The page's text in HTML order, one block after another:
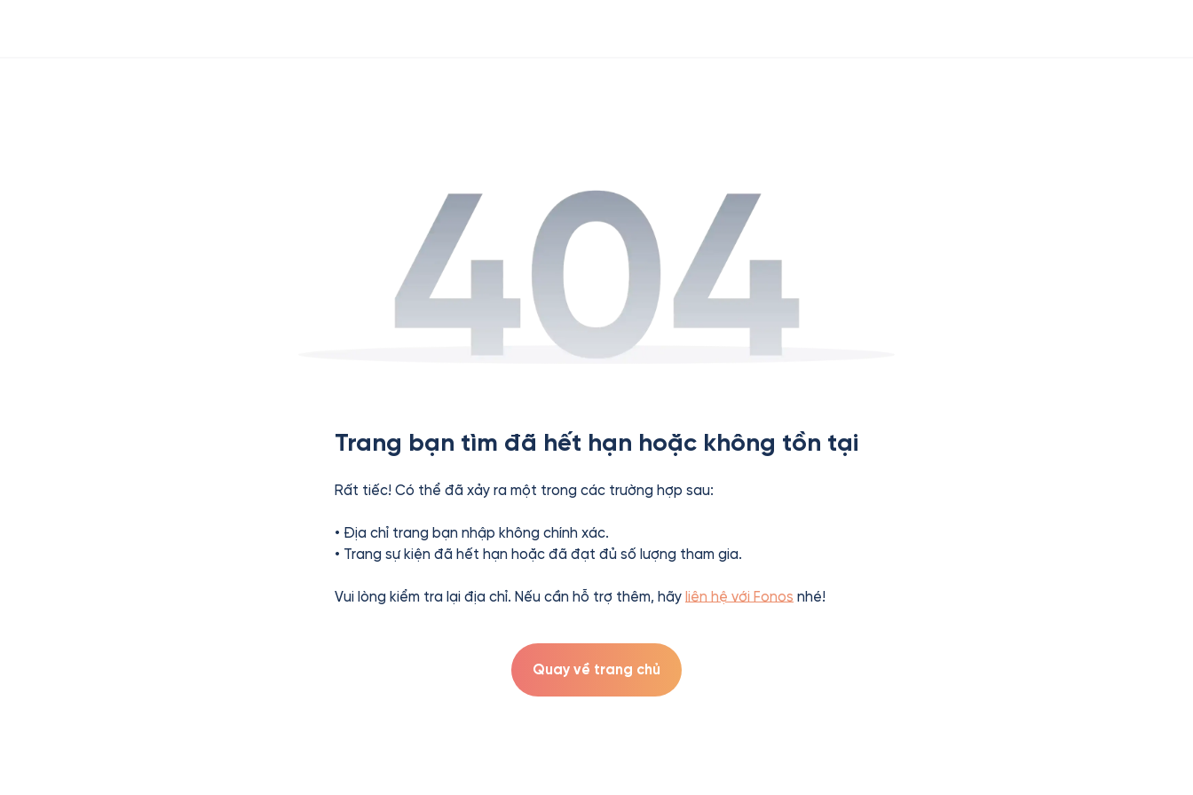
Trang bạn tìm đã hết hạn hoặc không tồn tại
Rất tiếc! Có thể đã xảy ra một trong các trường hợp sau:
• Địa chỉ trang bạn nhập không chính xác.
• Trang sự kiện đã hết hạn hoặc đã đạt đủ số lượng tham gia.
Vui lòng kiểm tra lại địa chỉ. Nếu cần hỗ trợ thêm, hãy liên hệ với Fonos nhé!
Quay về trang chủ